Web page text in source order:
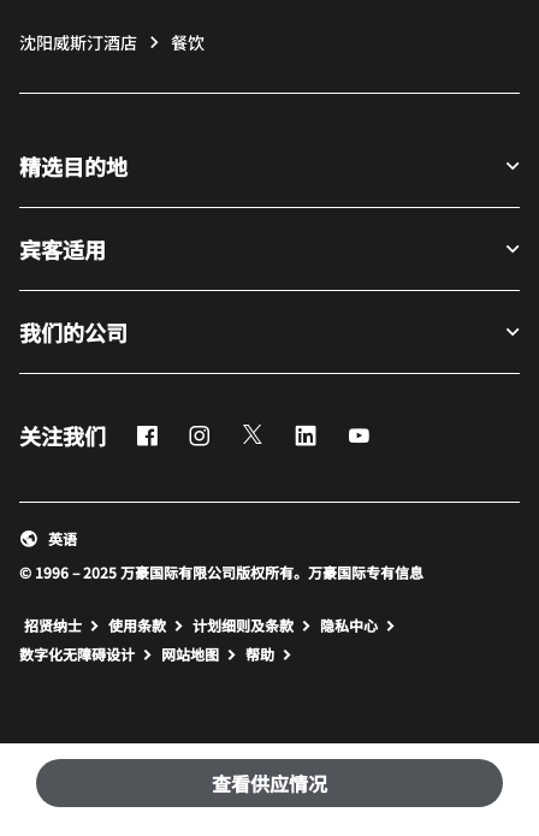
查看供应情况
沈阳威斯汀酒店 餐饮
精选目的地
宾客适用
我们的公司
关注我们 FacebookInstagram
Twitter LinkedIn
© 1996 – 2025 万豪国际有限公司版权所有。万豪国际专有信息
英语
招贤纳士 使用条款 计划细则及条款
隐私中心
数字化无障碍设计
网站地图 打开新窗口
帮助